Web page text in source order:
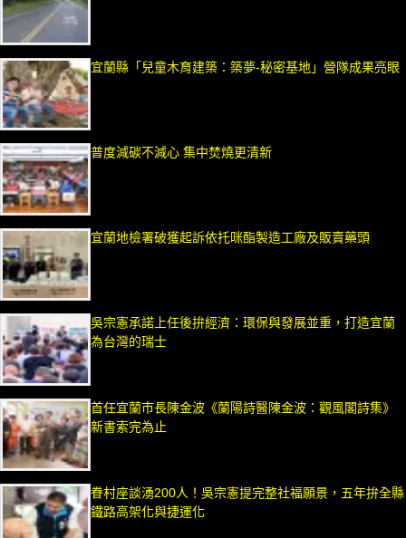
宜蘭縣「兒童木育建築：築夢-秘密基地」營隊成果亮眼
普度減碳不減心 集中焚燒更清新
宜蘭地檢署破獲起訴依托咪酯製造工廠及販賣藥頭
吳宗憲承諾上任後拚經濟：環保與發展並重，打造宜蘭
為台灣的瑞士
首任宜蘭市長陳金波《蘭陽詩醫陳金波：觀風閣詩集》
新書索完為止
眷村座談湧200人！吳宗憲提完整社福願景，五年拚全縣
鐵路高架化與捷運化